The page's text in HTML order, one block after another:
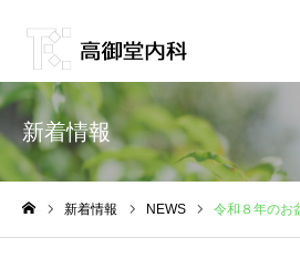
新着情報
新着情報 NEWS 令和８年のお